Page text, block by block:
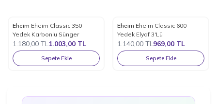
%15
Favorilere Ekle
Eheim Eheim Classic 350
Yedek Karbonlu Sünger
1.180,00TL1.003,00 TL
Sepete Ekle
%15
Favorilere Ekle
Eheim Eheim Classic 600
Yedek Elyaf 3'Lü
1.140,00TL969,00 TL
Sepete Ekle